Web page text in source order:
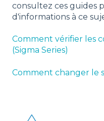
consultez ces guides
d'informations à ce
Comment vérifier les
(Sigma Series)
Comment changer le